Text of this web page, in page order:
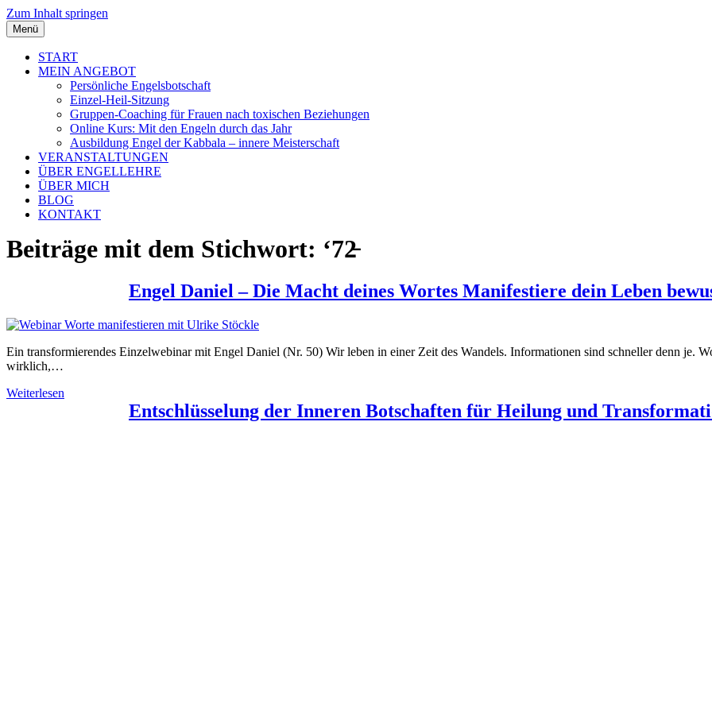
Zum Inhalt springen
Menü
START
MEIN ANGEBOT
Persönliche Engelsbotschaft
Einzel-Heil-Sitzung
Gruppen-Coaching für Frauen nach toxischen Beziehungen
Online Kurs: Mit den Engeln durch das Jahr
Ausbildung Engel der Kabbala – innere Meisterschaft
VERANSTALTUNGEN
ÜBER ENGELLEHRE
ÜBER MICH
BLOG
KONTAKT
Beiträge mit dem Stichwort: ‘72̵
Engel Daniel – Die Macht deines Wortes Manifestiere dein Leben
Ein transformierendes Einzelwebinar mit Engel Daniel (Nr. 50) Wir leben in einer Zeit des Wandels. Informationen sind schneller denn je.
wirklich,…
Weiterlesen
Entschlüsselung der Inneren Botschaften für Heilung und